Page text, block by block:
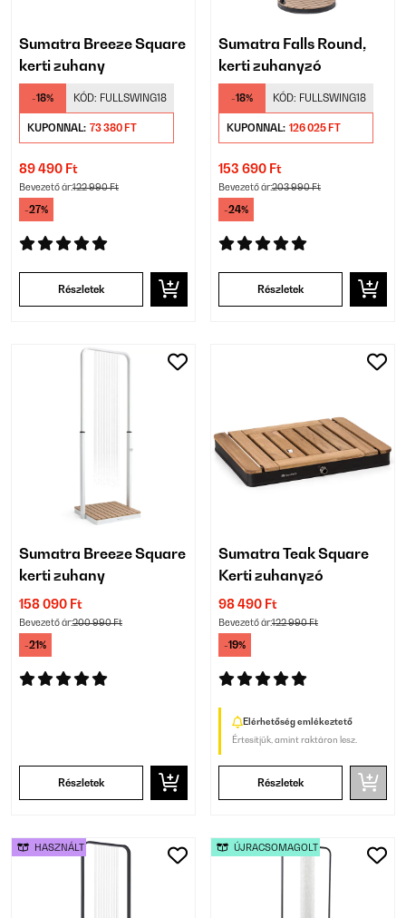
Sumatra Breeze Square
kerti zuhany
-18% KÓD: FULLSWING18
KUPONNAL: 73 380 FT
89 490 Ft
Bevezető ár:122 990 Ft
-27%
Részletek
Sumatra Falls Round,
kerti zuhanyzó
-18% KÓD: FULLSWING18
KUPONNAL: 126 025 FT
153 690 Ft
Bevezető ár:203 990 Ft
-24%
Részletek
Sumatra Breeze Square
kerti zuhany
158 090 Ft
Bevezető ár:200 990 Ft
-21%
Részletek
Sumatra Teak Square
Kerti zuhanyzó
98 490 Ft
Bevezető ár:122 990 Ft
-19%
Elérhetőség emlékeztető
Értesítjük, amint raktáron lesz.
Részletek
HASZNÁLT ÚJRACSOMAGOLT